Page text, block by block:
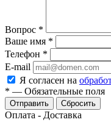
Вопрос *
Ваше имя *
Телефон *
E-mail
Я согласен на
* — Обязательные поля
Сбросить
Оплата - Доставка